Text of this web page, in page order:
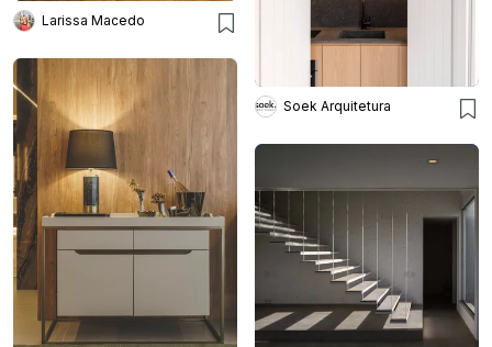
Larissa Macedo
Soek Arquitetura